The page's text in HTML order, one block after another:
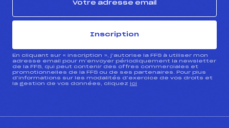
Inscription
En cliquant sur « inscription », j’autorise la FFS à utiliser mon
adresse email pour m’envoyer périodiquement la newsletter
de la FFS, qui peut contenir des offres commerciales et
promotionnelles de la FFS ou de ses partenaires. Pour plus
d’informations sur les modalités d’exercice de vos droits et
la gestion de vos données, cliquez ici